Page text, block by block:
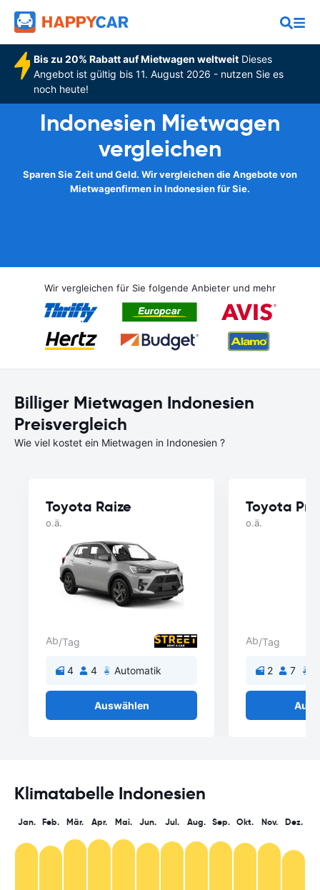
Bis zu 20% Rabatt auf Mietwagen weltweitDieses
Angebot ist gültig bis 11. August 2026 - nutzen Sie es
noch heute!
Indonesien Mietwagen
vergleichen
Sparen Sie Zeit und Geld. Wir vergleichen die Angebote von
Mietwagenfirmen in Indonesien für Sie.
Wir vergleichen für Sie folgende Anbieter und mehr
Billiger Mietwagen Indonesien
Preisvergleich
Wie viel kostet ein Mietwagen in Indonesien ?
Toyota Raize
o.ä.
Ab/Tag
4 4 Automatik
Auswählen
Toyota
o.ä.
Ab/Tag
2 7
Klimatabelle Indonesien
Jan. Feb. Mär. Apr. Mai. Jun. Jul. Aug. Sep. Okt. Nov. Dez.